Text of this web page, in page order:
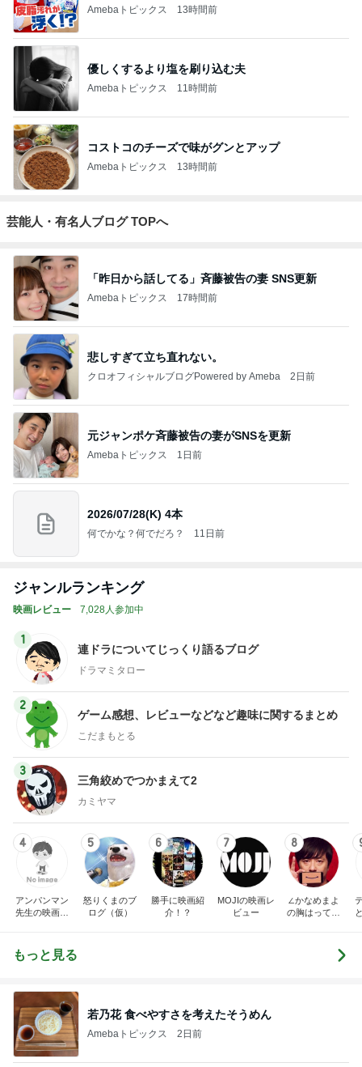
Amebaトピックス 13時間前
優しくするより塩を刷り込む夫
Amebaトピックス 11時間前
コストコのチーズで味がグンとアップ
Amebaトピックス 13時間前
芸能人・有名人ブログ TOPへ
「昨日から話してる」斉藤被告の妻 SNS更新
Amebaトピックス 17時間前
悲しすぎて立ち直れない。
クロオフィシャルブログPowered by Ameba 2日前
元ジャンポケ斉藤被告の妻がSNSを更新
Amebaトピックス 1日前
2026/07/28(K) 4本
何でかな？何でだろ？ 11日前
ジャンルランキング
映画レビュー 7,028人参加中
1
連ドラについてじっくり語るブログ
ドラマミタロー
2
ゲーム感想、レビューなどなど趣味に関するまとめ
こだまもとる
3
三角絞めでつかまえて2
カミヤマ
4
アンパンマン
先生の映画講
5
怒りくまのブ
ログ（仮）
6
勝手に映画紹
介！？
7
MOJIの映画レ
ビュー
8
∠かなめまよ
の胸はって行
もっと見る
若乃花 食べやすさを考えたそうめん
Amebaトピックス 2日前